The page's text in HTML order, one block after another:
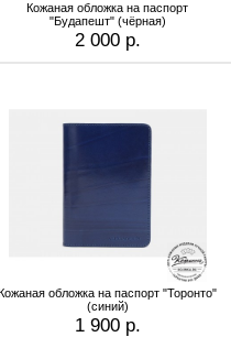
Кожаная обложка на паспорт
"Будапешт" (чёрная)
2 000 р.
Кожаная обложка на паспорт "Торонто"
(синий)
1 900 р.